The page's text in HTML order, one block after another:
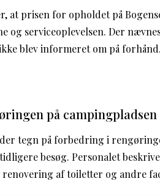
at prisen for opholdet på
og serviceoplevelsen. Der
blev informeret om på forhånd.
på
tegn på forbedring i
besøg. Personalet
af toiletter og andre